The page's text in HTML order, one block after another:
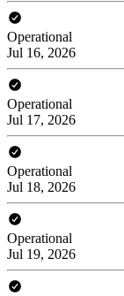
Operational
Jul 16, 2026
Operational
Jul 17, 2026
Operational
Jul 18, 2026
Operational
Jul 19, 2026